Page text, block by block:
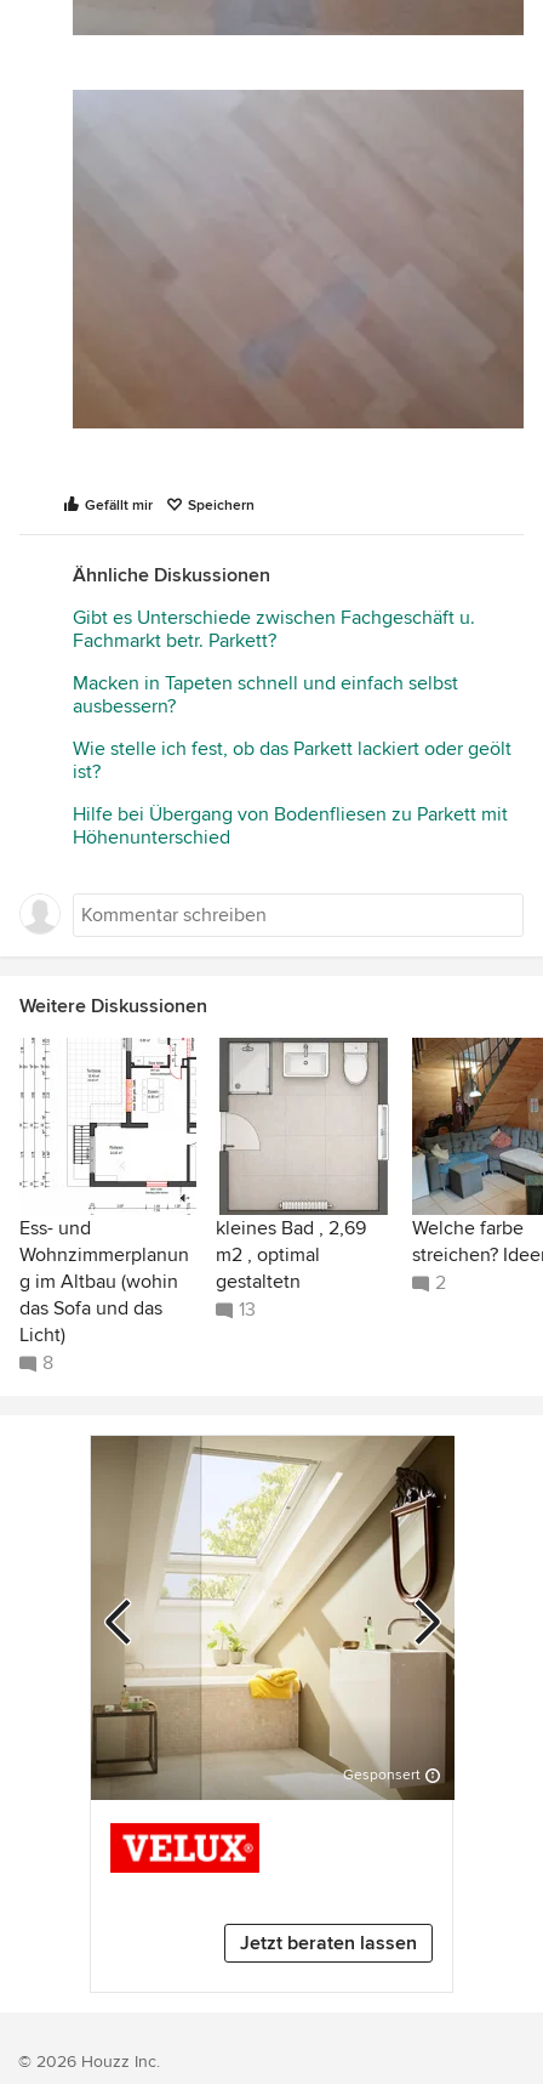
Gefällt mir Speichern
Ähnliche Diskussionen
Gibt es Unterschiede zwischen Fachgeschäft u.
Fachmarkt betr. Parkett?
Macken in Tapeten schnell und einfach selbst
ausbessern?
Wie stelle ich fest, ob das Parkett lackiert oder geölt
ist?
Hilfe bei Übergang von Bodenfliesen zu Parkett mit
Höhenunterschied
Weitere Diskussionen
Ess- und
Wohnzimmerplanun
g im Altbau (wohin
das Sofa und das
Licht)
8
kleines Bad , 2,69
m2 , optimal
gestaltetn
13
Welche farbe
streichen?
2
Zurück
Weiter
Gesponsert
Jetzt beraten lassen
© 2026 Houzz Inc.